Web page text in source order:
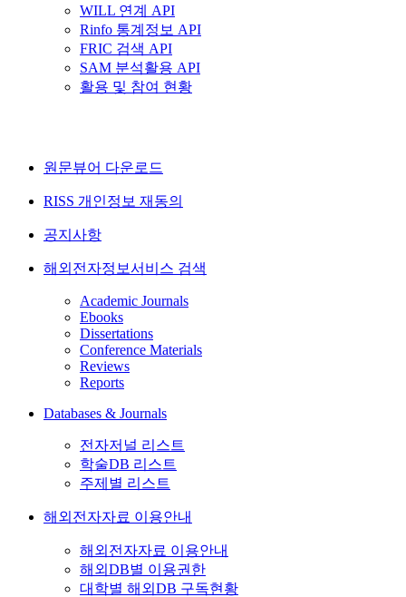
WILL 연계 API
Rinfo 통계정보 API
FRIC 검색 API
SAM 분석활용 API
활용 및 참여 현황
원문뷰어 다운로드
RISS 개인정보 재동의
공지사항
해외전자정보서비스 검색
Academic Journals
Ebooks
Dissertations
Conference Materials
Reviews
Reports
Databases & Journals
전자저널 리스트
학술DB 리스트
주제별 리스트
해외전자자료 이용안내
해외전자자료 이용안내
해외DB별 이용권한
대학별 해외DB 구독현황